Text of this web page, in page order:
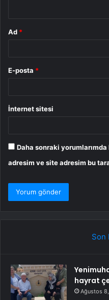
Ad *
E-posta *
İnternet sitesi
Daha sonraki
adresim ve site adresim bu
Son
hayrat
Ağustos